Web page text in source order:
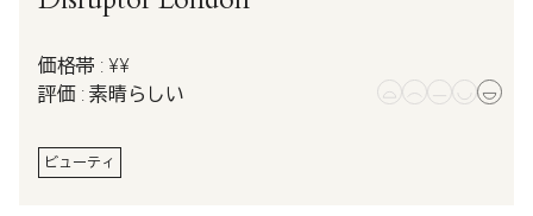
価格帯 : ¥¥
評価 : 素晴らしい
ビューティ